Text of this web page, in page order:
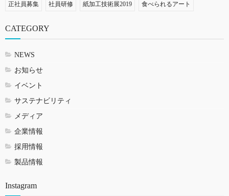
正社員募集 社員研修 紙加工技術展2019 食べられるアート
CATEGORY
NEWS
お知らせ
イベント
サステナビリティ
メディア
企業情報
採用情報
製品情報
Instagram